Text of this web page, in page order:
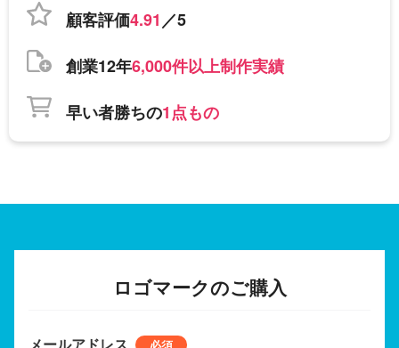
顧客評価4.91／5
創業12年6,000件以上制作実績
早い者勝ちの1点もの
ロゴマークのご購入
メールアドレス